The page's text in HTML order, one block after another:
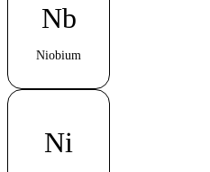
Nb
Niobium
Ni